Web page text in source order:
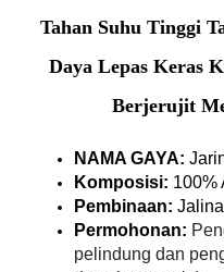
Tahan Suhu Tinggi
Daya Lepas Keras
Berjerujit
NAMA GAYA:
Komposisi: 100%
Pembinaan:
Permohonan:
pelindung dan